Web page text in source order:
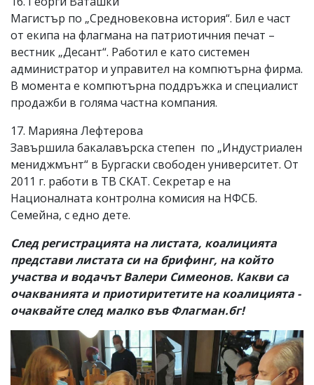
Магистър по „Средновековна история“. Бил е част
от екипа на флагмана на патриотичния печат –
вестник „Десант“. Работил е като системен
администратор и управител на компютърна фирма.
В момента е компютърна поддръжка и специалист
продажби в голяма частна компания.
17. Марияна Лефтерова
Завършила бакалавърска степен по „Индустриален
мениджмънт“ в Бургаски свободен университет. От
2011 г. работи в ТВ СКАТ. Секретар е на
Националната контролна комисия на НФСБ.
Семейна, с едно дете.
След регистрацията на листата, коалицията
представи листата си на брифинг, на който
участва и водачът Валери Симеонов. Какви са
очакванията и приотиритетите на коалицията -
очаквайте след малко във Флагман.бг!